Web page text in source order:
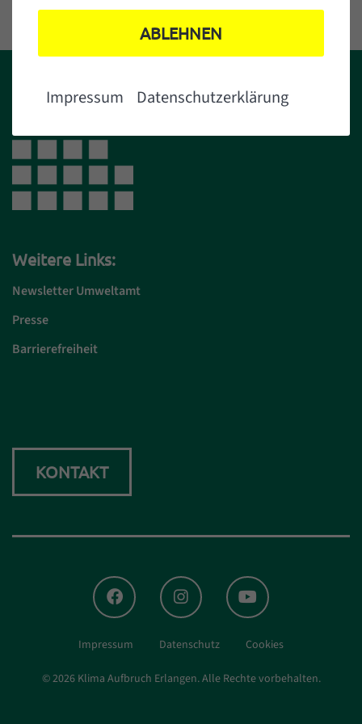
Weitere Links:
Newsletter Umweltamt
Presse
Barrierefreiheit
KONTAKT
FACEBOOKINSTAGRAMYOUTUBE
Impressum Datenschutz Cookies
© 2026 Klima Aufbruch Erlangen.Alle Rechte vorbehalten.
ABLEHNEN
Impressum Datenschutzerklärung